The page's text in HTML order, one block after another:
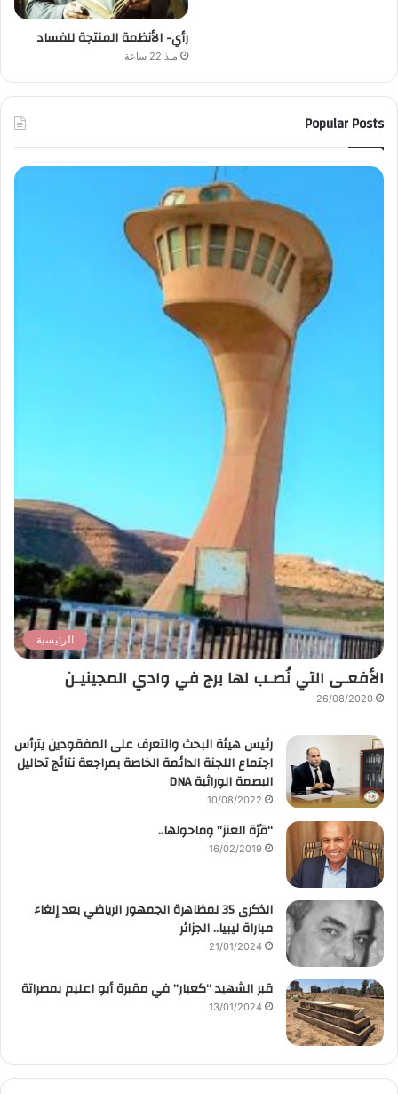
رأي- الأنظمة المنتجة للفساد
منذ 22 ساعة
Popular Posts
الرئيسية
الأفعـى التي نُصـب لها برج في وادي المجينيـن
26/08/2020
رئيس هيئة البحث والتعرف على المفقودين يترأس
اجتماع اللجنة الدائمة الخاصة بمراجعة نتائج تحاليل
البصمة الوراثية DNA
10/08/2022
“قرّة العنز” وماحولها..
16/02/2019
الذكرى 35 لمظاهرة الجمهور الرياضي بعد إلغاء
مباراة ليبيا.. الجزائر
21/01/2024
قبر الشهيد “كعبار” في مقبرة أبو اعليم بمصراتة
13/01/2024